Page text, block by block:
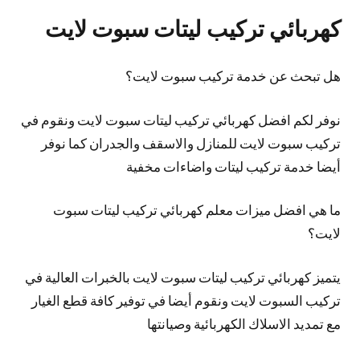
كهربائي تركيب ليتات سبوت لايت
هل تبحث عن خدمة تركيب سبوت لايت؟
نوفر لكم افضل كهربائي تركيب ليتات سبوت لايت ونقوم في
تركيب سبوت لايت للمنازل والاسقف والجدران كما نوفر
أيضا خدمة تركيب ليتات واضاءات مخفية
ما هي افضل ميزات معلم كهربائي تركيب ليتات سبوت
لايت؟
يتميز كهربائي تركيب ليتات سبوت لايت بالخبرات العالية في
تركيب السبوت لايت ونقوم أيضا في توفير كافة قطع الغيار
مع تمديد الاسلاك الكهربائية وصيانتها